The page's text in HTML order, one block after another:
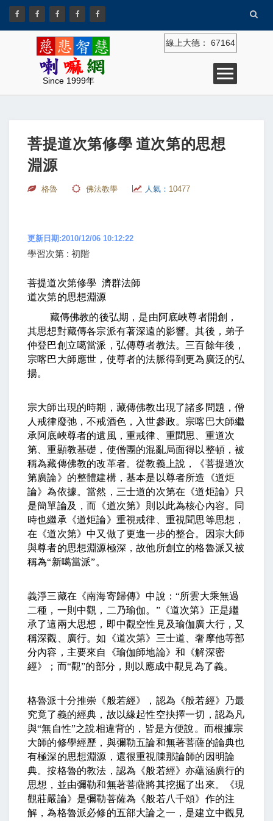
Since 1999年
線上大德： 67164
菩提道次第修學 道次第的思想
淵源
格魯 佛法教學 人氣： 10477
更新日期:2010/12/06 10:12:22
學習次第 : 初階
菩提道次第修學 濟群法師
道次第的思想淵源
藏傳佛教的後弘期，是由阿底峽尊者開創，
其思想對藏傳各宗派有著深遠的影響。其後，弟子
仲登巴創立噶當派，弘傳尊者教法。三百餘年後，
宗喀巴大師應世，使尊者的法脈得到更為廣泛的弘
揚。
宗大師出現的時期，藏傳佛教出現了諸多問題，僧
人戒律廢弛，不戒酒色，入世參政。宗喀巴大師繼
承阿底峽尊者的遺風，重戒律、重聞思、重道次
第、重顯教基礎，使僧團的混亂局面得以整頓，被
稱為藏傳佛教的改革者。從教義上說，《菩提道次
第廣論》的整體建構，基本是以尊者所造《道炬
論》為依據。當然，三士道的次第在《道炬論》只
是簡單論及，而《道次第》則以此為核心內容。同
時也繼承《道炬論》重視戒律、重視聞思等思想，
在《道次第》中又做了更進一步的整合。因宗大師
與尊者的思想淵源極深，故他所創立的格魯派又被
稱為“新噶當派”。
義淨三藏在《南海寄歸傳》中說： “所雲大乘無過
二種，一則中觀，二乃瑜伽。 ”《道次第》正是繼
承了這兩大思想，即中觀空性見及瑜伽廣大行，又
稱深觀、廣行。如《道次第》三士道、奢摩他等部
分內容，主要來自《瑜伽師地論》和《解深密
經》；而“觀”的部分，則以應成中觀見為了義。
格魯派十分推崇《般若經》，認為《般若經》乃最
究竟了義的經典，故以緣起性空抉擇一切，認為凡
與“無自性”之說相違背的，皆是方便說。而根據宗
大師的修學經歷，與彌勒五論和無著菩薩的論典也
有極深的思想淵源，還很重視陳那論師的因明論
典。按格魯的教法，認為《般若經》亦蘊涵廣行的
思想，並由彌勒和無著菩薩將其挖掘了出來。《現
觀莊嚴論》是彌勒菩薩為《般若八千頌》作的注
解，為格魯派必修的五部大論之一，是建立中觀見